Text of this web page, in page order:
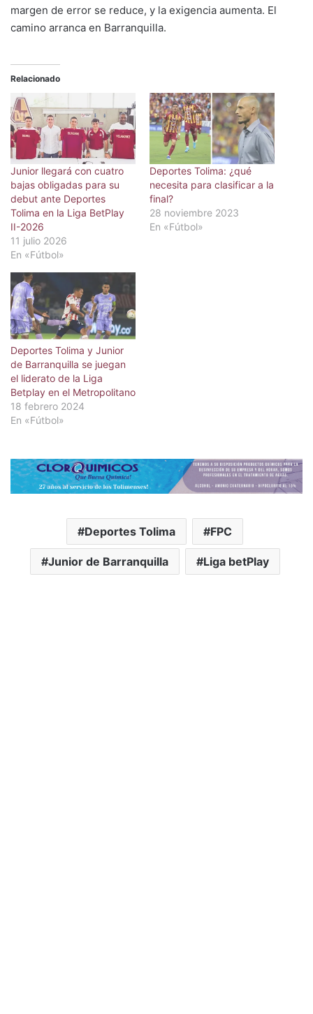
margen de error se reduce, y la exigencia aumenta. El
camino arranca en Barranquilla.
Relacionado
Junior llegará con cuatro
bajas obligadas para su
debut ante Deportes
Tolima en la Liga BetPlay
II-2026
11 julio 2026
En «Fútbol»
Deportes Tolima: ¿qué
necesita para clasificar a la
final?
28 noviembre 2023
En «Fútbol»
Deportes Tolima y Junior
de Barranquilla se juegan
el liderato de la Liga
Betplay en el Metropolitano
18 febrero 2024
En «Fútbol»
Deportes Tolima FPC
Junior de Barranquilla Liga betPlay